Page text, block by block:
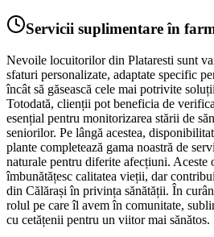
Servicii suplimentare în
Nevoile locuitorilor din Plataresti sunt
sfaturi personalizate, adaptate specific
încât să găsească cele mai potrivite
Totodată, clienții pot beneficia de
esențial pentru monitorizarea stării de
seniorilor. Pe lângă acestea,
plante completează gama noastră de
naturale pentru diferite afecțiuni. Aceste
îmbunătățesc calitatea vieții, dar
din Călărași în privința sănătății. În
rolul pe care îl avem în comunitate,
cu cetățenii pentru un viitor mai sănătos.